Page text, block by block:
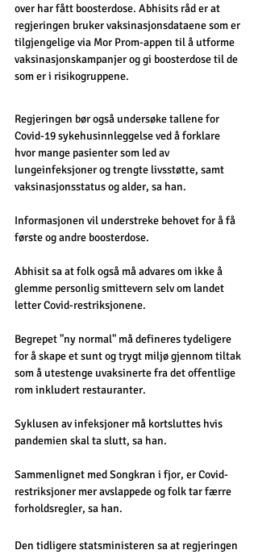
over har fått boosterdose. Abhisits råd er at
regjeringen bruker vaksinasjonsdataene som er
tilgjengelige via Mor Prom-appen til å utforme
vaksinasjonskampanjer og gi boosterdose til de
som er i risikogruppene.
Regjeringen bør også undersøke tallene for
Covid-19 sykehusinnleggelse ved å forklare
hvor mange pasienter som led av
lungeinfeksjoner og trengte livsstøtte, samt
vaksinasjonsstatus og alder, sa han.
Informasjonen vil understreke behovet for å få
første og andre boosterdose.
Abhisit sa at folk også må advares om ikke å
glemme personlig smittevern selv om landet
letter Covid-restriksjonene.
Begrepet "ny normal" må defineres tydeligere
for å skape et sunt og trygt miljø gjennom tiltak
som å utestenge uvaksinerte fra det offentlige
rom inkludert restauranter.
Syklusen av infeksjoner må kortsluttes hvis
pandemien skal ta slutt, sa han.
Sammenlignet med Songkran i fjor, er Covid-
restriksjoner mer avslappede og folk tar færre
forholdsregler, sa han.
Den tidligere statsministeren sa at regjeringen